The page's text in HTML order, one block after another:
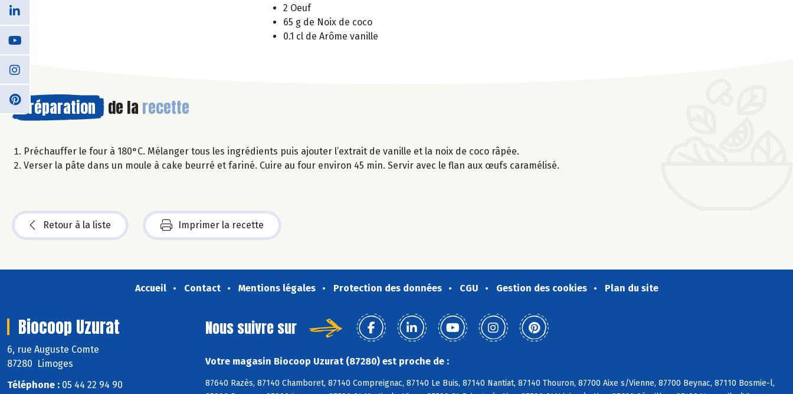
2 Oeuf
65 g de Noix de coco
0.1 cl de Arôme vanille
Préparation de la recette
Préchauffer le four à 180°C. Mélanger tous les ingrédients puis ajouter l’extrait de vanille et la noix de coco râpée.
Verser la pâte dans un moule à cake beurré et fariné. Cuire au four environ 45 min. Servir avec le flan aux œufs caramélisé.
Retour à la liste Imprimer la recette
Accueil Contact Mentions légales Protection des données CGU Gestion des cookies Plan du site
Biocoop Uzurat
6, rue Auguste Comte
87280 Limoges
Téléphone : 05 44 22 94 90
Nous suivre sur
Votre magasin Biocoop Uzurat (87280) est proche de :
87640 Razès, 87140 Chamboret, 87140 Compreignac, 87140 Le Buis, 87140 Nantiat, 87140 Thouron, 87700 Aixe s/Vienne, 87700 Beynac, 87110 Bosmie-l,